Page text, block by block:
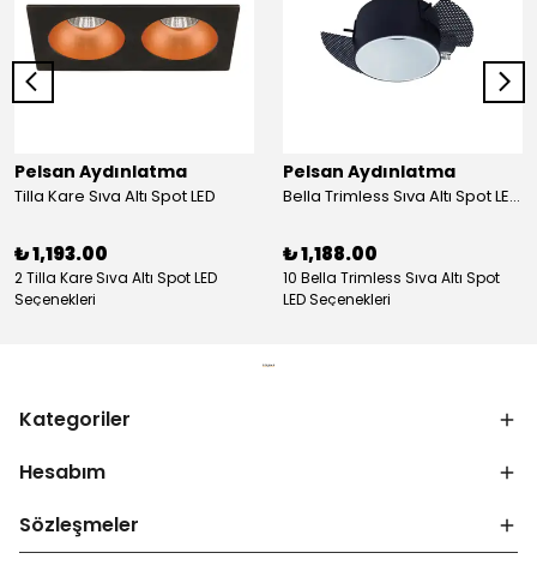
Pelsan Aydınlatma
Tilla Kare Sıva Altı Spot LED
₺ 1,193.00
2 Tilla Kare Sıva Altı Spot LED
Seçenekleri
Pelsan Aydınlatma
Bella Trimless Sıva Altı Spot LED Armatür
₺ 1,188.00
10 Bella Trimless Sıva Altı Spot
LED Seçenekleri
Kategoriler
Hesabım
Sözleşmeler